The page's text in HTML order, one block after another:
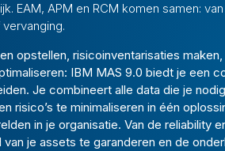
EAM, APM en RCM komen samen:
opstellen, risicoinventarisaties
IBM MAS 9.0 biedt je een
Je combineert alle data die je
risico’s te minimaliseren in één
in je organisatie. Van de reliability
je assets te garanderen en de